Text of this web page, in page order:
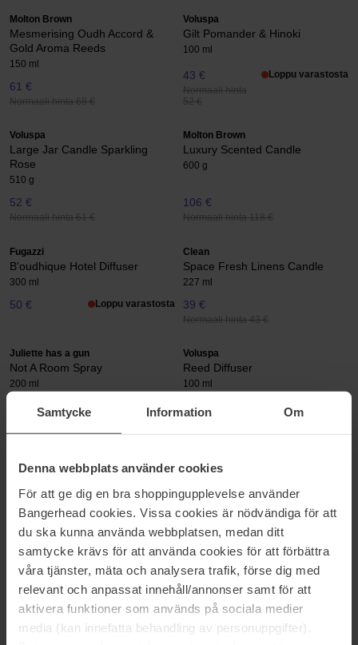
Samtycke Information Om
Denna webbplats använder cookies
För att ge dig en bra shoppingupplevelse använder
Bangerhead cookies. Vissa cookies är nödvändiga för att
du ska kunna använda webbplatsen, medan ditt
samtycke krävs för att använda cookies för att förbättra
våra tjänster, mäta och analysera trafik, förse dig med
relevant och anpassat innehåll/annonser samt för att
aktivera funktioner som används på sociala medier
media (kan innefatta behandling av personuppgifter).
Molton Brown
Mesmerising Oudh Accord &
Gold Aroma Reeds
150 ml
61 €
Normaali hinta 68 €
Voluspa
Gilt Pomander & Hinoki
100 ml
43 €
Normaali hinta
52 €
Loppu varastosta
Voluspa
Large Jar Candle Sparkling
Rose
510 g
52 €
Normaali hinta 61 €
Molton Brown
Luxury Scented Candle
600 g
106 €
Normaali hinta 118 €
Fugazzi
B'oudhique Hotel Diffuser
300 ml
50 € Loppu varastosta
Clean
Space Fresh Linens Candle
227 ml
39 €
Normaali hinta 43 €
Juliette has a gun
Not A Room Spray
200 ml
Voluspa
Reed Diffuser
100 ml
41 €
Signature Candle
54 €
Normaali hinta
60 €
Loppu varastosta
Soul & Room Fragrance
63 €
Normaali hinta 75 €
Voluspa
Ultrasonic Diffuser Fragrance Oil
Normaali hinta 36 €
Voluspa
Santal Vanille Candle
Normaali hinta 52 €